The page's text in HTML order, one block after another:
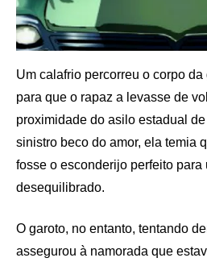
Um calafrio percorreu o corpo
para que o rapaz a levasse de
proximidade do asilo estadual
sinistro beco do amor, ela temia
fosse o esconderijo perfeito para
desequilibrado.
O garoto, no entanto, tentando
assegurou à namorada que